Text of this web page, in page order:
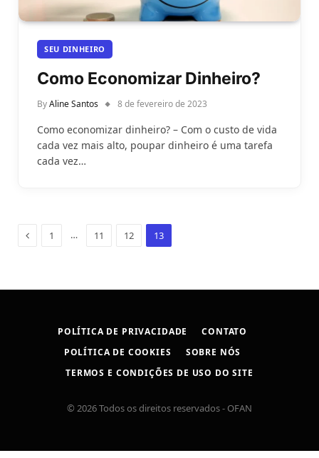
SEU DINHEIRO
Como Economizar Dinheiro?
ByAline Santos 8 de fevereiro de 2023
Como economizar dinheiro? – Com o custo de vida
cada vez mais alto, poupar dinheiro é uma tarefa
cada vez…
Previous
1 … 11 12 13
POLÍTICA DE PRIVACIDADE
CONTATO
POLÍTICA DE COOKIES
SOBRE NÓS
TERMOS E CONDIÇÕES DE USO DO SITE
© 2026 Todos os direitos reservados - OFAN